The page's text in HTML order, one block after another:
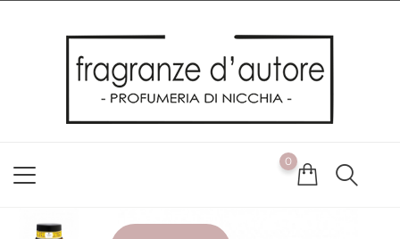
Utilizziamo i cookie per offrirti la migliore esperienza possibile
sul nostro sito web. Cliccando su OK, acconsenti alla nostra
politica sui cookie. Se desideri modificare le tue preferenze sui
cookie, puoi farlo
0